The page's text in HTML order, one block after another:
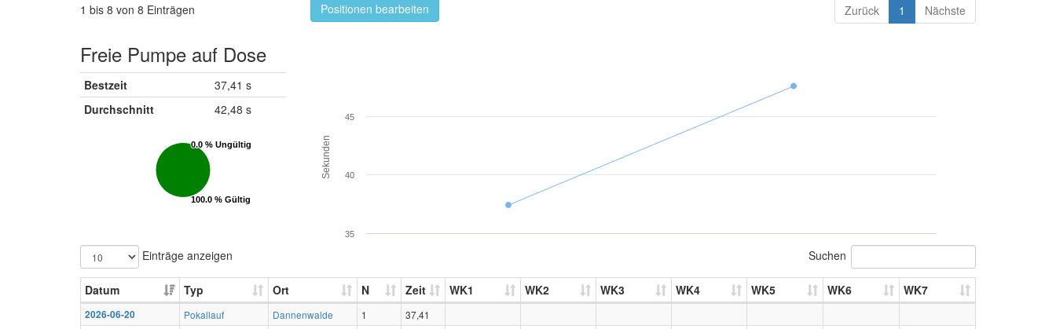
1 bis 8 von 8 Einträgen Positionen bearbeiten Zurück 1 Nächste
Freie Pumpe auf Dose
Bestzeit
37,41 s
Durchschnitt
42,48 s
0.0 % Ungültig
0.0 % Ungültig
100.0 % Gültig
100.0 % Gültig
Sekunden
35
40
45
Einträge anzeigen Suchen
Datum Typ Ort N Zeit WK1 WK2 WK3 WK4 WK5 WK6 WK7
2026-06-20 Pokallauf Dannenwalde 1
37,41